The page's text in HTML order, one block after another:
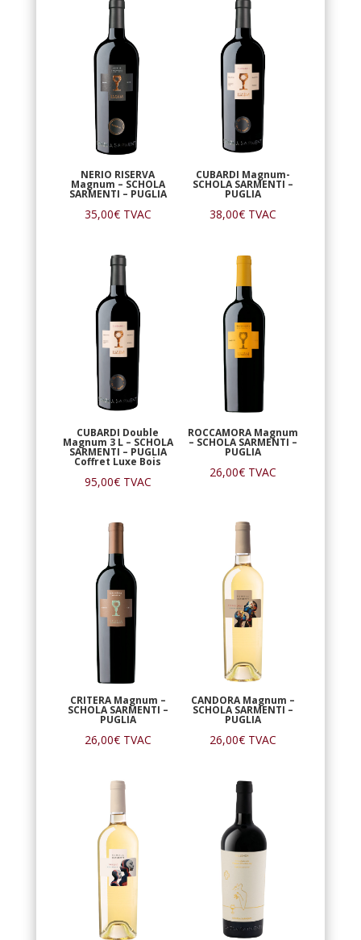
était :
79,00€.
NERIO RISERVA
Magnum – SCHOLA
SARMENTI – PUGLIA
35,00€ TVAC
CUBARDI Magnum-
SCHOLA SARMENTI –
PUGLIA
38,00€ TVAC
CUBARDI Double
Magnum 3 L – SCHOLA
SARMENTI – PUGLIA
Coffret Luxe Bois
95,00€ TVAC
ROCCAMORA Magnum
– SCHOLA SARMENTI –
PUGLIA
26,00€ TVAC
CRITERA Magnum –
SCHOLA SARMENTI –
PUGLIA
26,00€ TVAC
CANDORA Magnum –
SCHOLA SARMENTI –
PUGLIA
26,00€ TVAC